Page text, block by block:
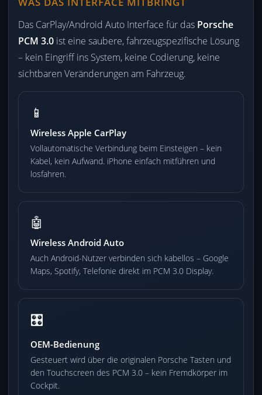
Das CarPlay/Android Auto Interface für das Porsche
PCM 3.0 ist eine saubere, fahrzeugspezifische Lösung
– kein Eingriff ins System, keine Codierung, keine
sichtbaren Veränderungen am Fahrzeug.
📱
Wireless Apple CarPlay
Vollautomatische Verbindung beim Einsteigen – kein
Kabel, kein Aufwand. iPhone einfach mitführen und
losfahren.
🤖
Wireless Android Auto
Auch Android-Nutzer verbinden sich kabellos – Google
Maps, Spotify, Telefonie direkt im PCM 3.0 Display.
🎛️
OEM-Bedienung
Gesteuert wird über die originalen Porsche Tasten und
den Touchscreen des PCM 3.0 – kein Fremdkörper im
Cockpit.